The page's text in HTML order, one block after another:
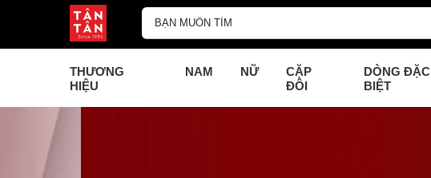
THƯƠNG
HIỆU
NAM NỮ
CẶP
ĐÔI
DÒNG ĐẶC
BIỆT